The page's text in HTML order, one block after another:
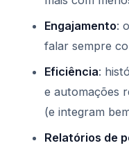
Engajamento:
falar sempre
Eficiência:
e automações
(e integram
Relatórios de